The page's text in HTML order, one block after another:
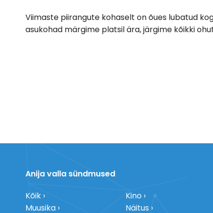
Viimaste piirangute kohaselt on õues lubatud
asukohad märgime platsil ära, järgime kõikki
Anija valla sündmused
Kõik
Muusika
Kino
Näitus